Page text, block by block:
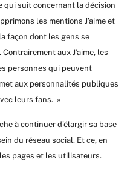
qui suit concernant la décision
les mentions J’aime et
façon dont les gens se
aux J’aime, les
personnes qui peuvent
aux personnalités publiques
leurs fans. »
à continuer d’élargir sa base
du réseau social. Et ce, en
pages et les utilisateurs.